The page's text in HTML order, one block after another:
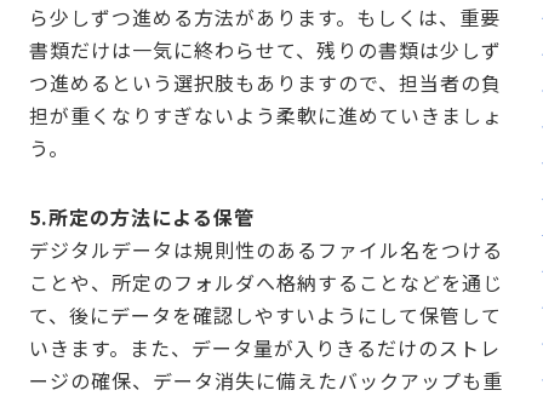
ら少しずつ進める方法があります。もしくは、重要
書類だけは一気に終わらせて、残りの書類は少しず
つ進めるという選択肢もありますので、担当者の負
担が重くなりすぎないよう柔軟に進めていきましょ
う。
5.所定の方法による保管
デジタルデータは規則性のあるファイル名をつける
ことや、所定のフォルダへ格納することなどを通じ
て、後にデータを確認しやすいようにして保管して
いきます。また、データ量が入りきるだけのストレ
ージの確保、データ消失に備えたバックアップも重